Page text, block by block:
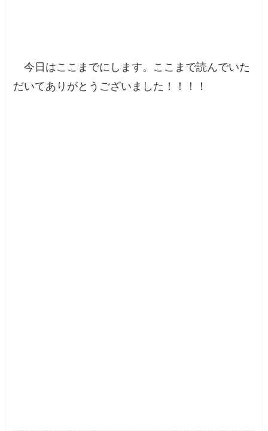
今日はここまでにします。ここまで読んでいた
だいてありがとうございました！！！！